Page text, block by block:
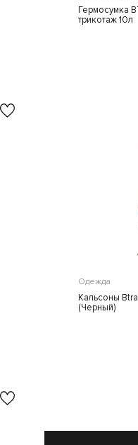
Гермосумка
трикотаж 10л
Одежда
Кальсоны
(Черный)